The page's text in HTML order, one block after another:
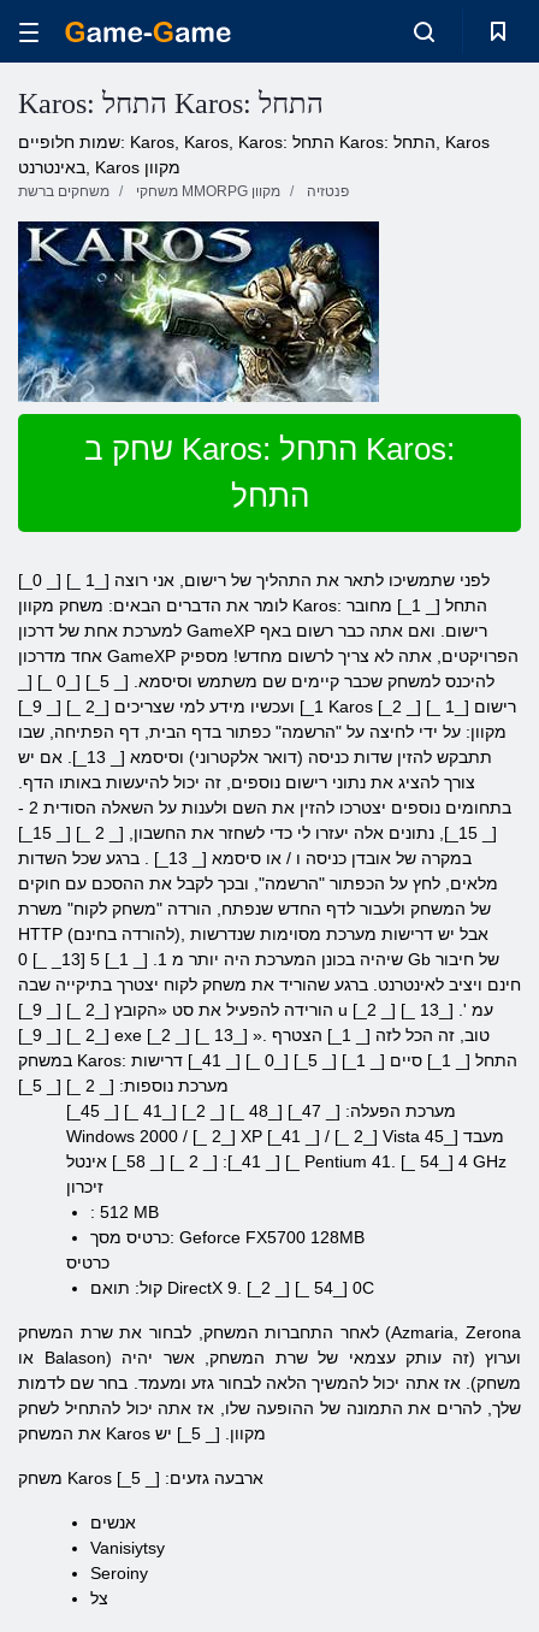
Karos: התחל Karos: התחל
שמות חלופיים: Karos, Karos, Karos: התחל Karos: התחל, Karos
באינטרנט, Karos מקוון
משחקים ברשת משחקי MMORPG מקוון פנטזיה
שחק ב Karos: התחל Karos:
התחל
[_0 _] [_ 1_] לפני שתמשיכו לתאר את התהליך של רישום, אני רוצה
לומר את הדברים הבאים: משחק מקוון Karos: התחל [_ 1_] מחובר
למערכת אחת של דרכון GameXP רישום. ואם אתה כבר רשום באף
אחד מדרכון GameXP הפרויקטים, אתה לא צריך לרשום מחדש! מספיק
להיכנס למשחק שכבר קיימים שם משתמש וסיסמא. [_ 5_] [_0 _] [_
1_] ועכשיו מידע למי שצריכים [_2 _] [_ 9_] Karos [_2 _] [_ 1_] רישום
מקוון: על ידי לחיצה על "הרשמה" כפתור בדף הבית, דף הפתיחה, שבו
תתבקש להזין שדות כניסה (דואר אלקטרוני) וסיסמא [_ 13_]. אם יש
צורך להציג את נתוני רישום נוספים, זה יכול להיעשות באותו הדף.
בתחומים נוספים יצטרכו להזין את השם ולענות על השאלה הסודית 2 -
[_ 15_], נתונים אלה יעזרו לי כדי לשחזר את החשבון, [_ 2 _] [_ 15_]
במקרה של אובדן כניסה ו / או סיסמא [_ 13_] . ברגע שכל השדות
מלאים, לחץ על הכפתור "הרשמה", ובכך לקבל את ההסכם עם חוקים
של המשחק ולעבור לדף החדש שנפתח, הורדה "משחק לקוח" משרת
HTTP (להורדה בחינם), אבל יש דרישות מערכת מסוימות שנדרשות
שיהיה בכונן המערכת היה יותר מ 1. [_ 1_] 5 [13_ _] 0 Gb של חיבור
חינם ויציב לאינטרנט. ברגע שהוריד את משחק לקוח יצטרך בתיקייה שבה
הורידה להפעיל את סט «הקובץ [_2 _] [_ 9_] u [_2 _] [_ 13_] עמ '.
[_2 _] [_ 9_] exe [_2 _] [_ 13_] ». טוב, זה הכל לזה [_ 1_] הצטרף
במשחק Karos: התחל [_ 1_] סיים [_ 1_] [_ 5_] [_0 _] [_ 41_] דרישות
מערכת נוספות: [_ 2 _] [_ 5_]
[_45 _] [_ 41_] מערכת הפעלה: [_ 47_] [_48 _] [_ 2_]
Windows 2000 / [_ 2_] XP [_41 _] / [_ 2_] Vista מעבד [_45
Pentium 41. [_ 54_] 4 GHz
זיכרון
: 512 MB
כרטיס מסך: Geforce FX5700 128MB
כרטיס
קול: תואם DirectX 9. [_2 _] [_ 54_] 0C
לאחר התחברות המשחק, לבחור את שרת המשחק (Azmaria, Zerona
או Balason) וערוץ (זה עותק עצמאי של שרת המשחק, אשר יהיה
משחק). אז אתה יכול להמשיך הלאה לבחור גזע ומעמד. בחר שם לדמות
שלך, להרים את התמונה של ההופעה שלו, אז אתה יכול להתחיל לשחק
Karos מקוון. [_ 5_] יש
משחק Karos ארבעה גזעים: [_ 5_]
אנשים
Vanisiytsy
Seroiny
צל